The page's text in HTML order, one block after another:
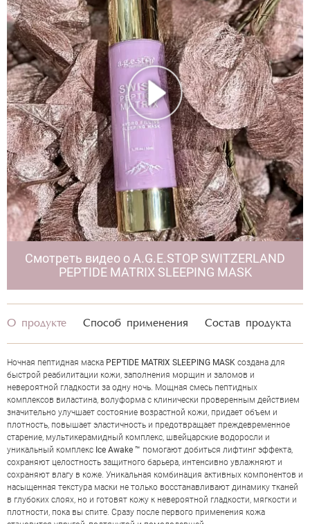
ОЦЕНКА
Отправить
О продукте Способ применения Состав продукта
Ночная пептидная маска PEPTIDE MATRIX SLEEPING MASK создана для
быстрой реабилитации кожи, заполнения морщин и заломов и
невероятной гладкости за одну ночь. Мощная смесь пептидных
комплексов виластина, волуформа с клинически проверенным действием
значительно улучшает состояние возрастной кожи, придает объем и
плотность, повышает эластичность и предотвращает преждевременное
старение, мультикерамидный комплекс, швейцарские водоросли и
уникальный комплекс ce Awake ™ помогают добиться лифтинг эффекта,
сохраняют целостность защитного барьера, интенсивно увлажняют и
сохраняют влагу в коже. Уникальная комбинация активных компонентов и
насыщенная текстура маски не только восстанавливают динамику тканей
в глубоких слоях, но и готовят кожу к невероятной гладкости, мягкости и
плотности, пока вы спите. Сразу после первого применения кожа
Смотреть видео о A.G.E.STOP SWITZERLAND
PEPTIDE MATRIX SLEEPING MASK